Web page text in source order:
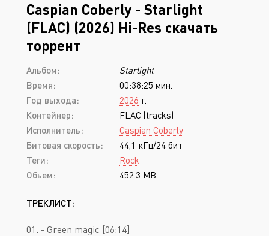
Caspian Coberly - Starlight
(FLAC) (2026) Hi-Res скачать
торрент
Альбом:
Starlight
Время:
00:38:25 мин.
Год выхода:
2026 г.
Контейнер:
FLAC (tracks)
Исполнитель:
Caspian Coberly
Битовая скорость:
44,1 кГц/24 бит
Теги:
Rock
Обьем:
452.3 MB
ТРЕКЛИСТ:
01. - Green magic [06:14]